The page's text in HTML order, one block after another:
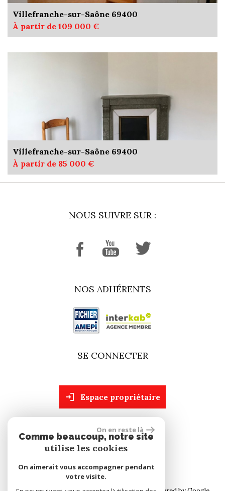
Villefranche-sur-Saône 69400
À partir de 109 000 €
Villefranche-sur-Saône 69400
À partir de 85 000 €
NOUS SUIVRE SUR :
NOS ADHÉRENTS
SE CONNECTER
espace propriétaire
site réalisé par
On en reste là
Comme beaucoup, notre site
utilise les cookies
On aimerait vous accompagner pendant
votre visite.